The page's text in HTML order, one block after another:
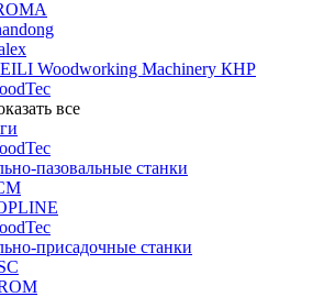
Woodworking Machinery КНР
все
пазовальные станки
присадочные станки